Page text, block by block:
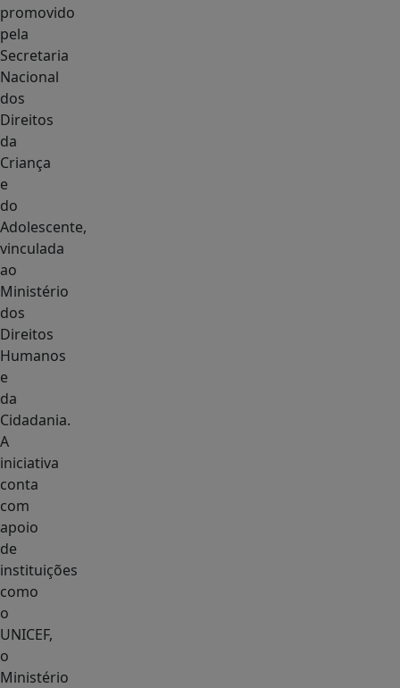
promovido
pela
Secretaria
Nacional
dos
Direitos
da
Criança
e
do
Adolescente,
vinculada
ao
Ministério
dos
Direitos
Humanos
e
da
Cidadania.
A
iniciativa
conta
com
apoio
de
instituições
como
o
UNICEF,
o
Ministério